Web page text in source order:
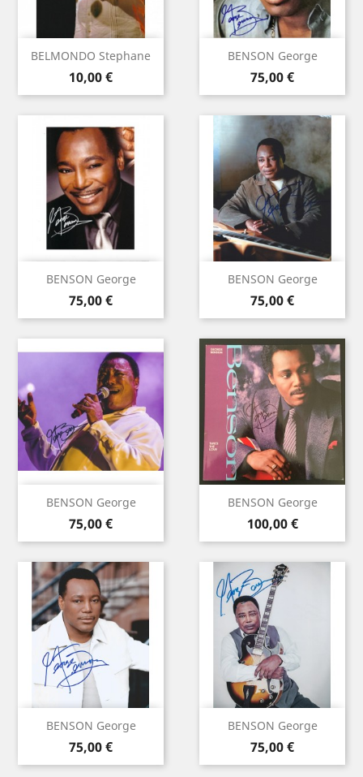
BELMONDO Stephane
Prix
10,00 €
BENSON George
Prix
75,00 €
BENSON George
Prix
75,00 €
BENSON George
Prix
75,00 €
BENSON George
Prix
75,00 €
BENSON George
Prix
100,00 €
BENSON George
Prix
75,00 €
BENSON George
Prix
75,00 €